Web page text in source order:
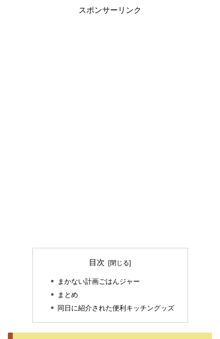
スポンサーリンク
目次
まかない計画ごはんジャー
まとめ
同日に紹介された便利キッチングッズ